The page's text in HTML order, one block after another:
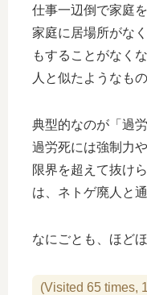
仕事一辺倒で家庭
家庭に居場所がな
もすることがなく
人と似たようなもの
典型的なのが「過労
過労死には強制力
限界を超えて抜け
は、ネトゲ廃人と
なにごとも、ほど
(Visited 65 times,